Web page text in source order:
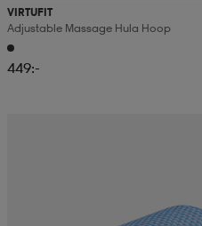
VIRTUFIT
Adjustable Massage Hula Hoop
449:-